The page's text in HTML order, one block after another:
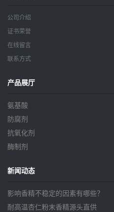
公司介绍
证书荣誉
在线留言
联系方式
产品展厅
氨基酸
防腐剂
抗氧化剂
酶制剂
新闻动态
影响香精不稳定的因素有哪些？
耐高温杏仁粉末香精源头直供